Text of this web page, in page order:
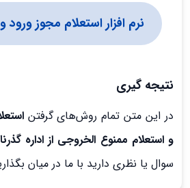
نرم افزار استعلام مجوز
نتیجه گیری
در این متن تمام روش‌های گرفتن
و استعلام ممنوع الخروجی از اداره
سوال یا نظری دارید با ما در میان